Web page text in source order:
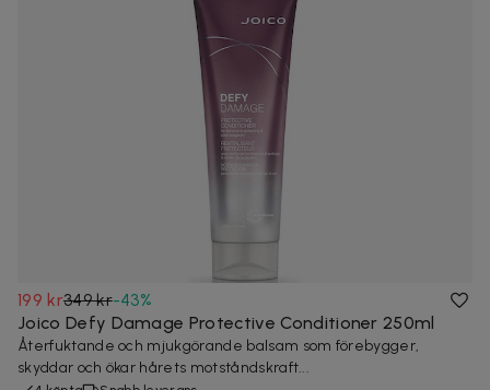
199 kr349 kr-43%
Joico Defy Damage Protective Conditioner 250ml
Återfuktande och mjukgörande balsam som förebygger,
skyddar och ökar hårets motståndskraft...